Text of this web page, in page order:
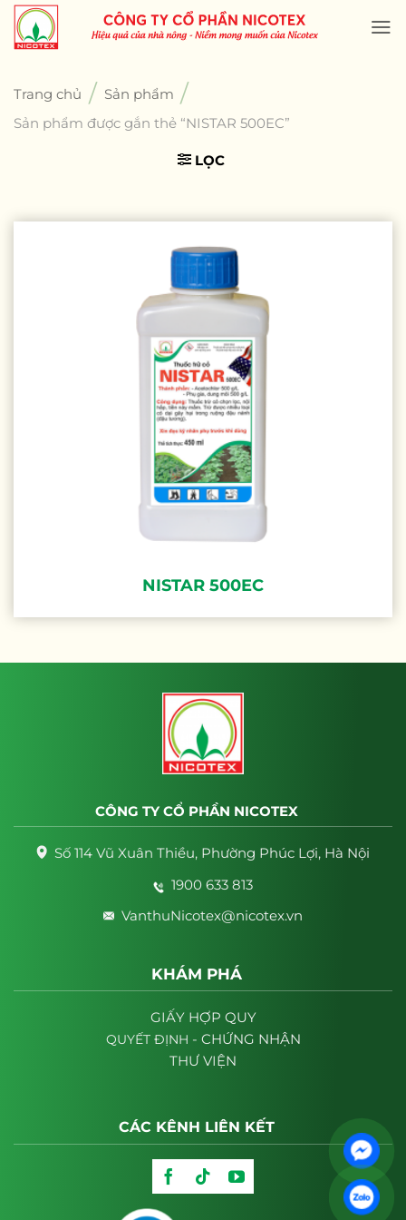
Skip
content
Trang chủ / Sản phẩm /
Sản phẩm được gắn thẻ “NISTAR 500EC”
LỌC
NISTAR 500EC
CÔNG TY CỔ PHẦN NICOTEX
Số 114 Vũ Xuân Thiều, Phường Phúc Lợi, Hà Nội
1900 633 813
VanthuNicotex@nicotex.vn
KHÁM PHÁ
GIẤY HỢP QUY
QUYẾT ĐỊNH - CHỨNG NHẬN
THƯ VIỆN
CÁC KÊNH LIÊN KẾT